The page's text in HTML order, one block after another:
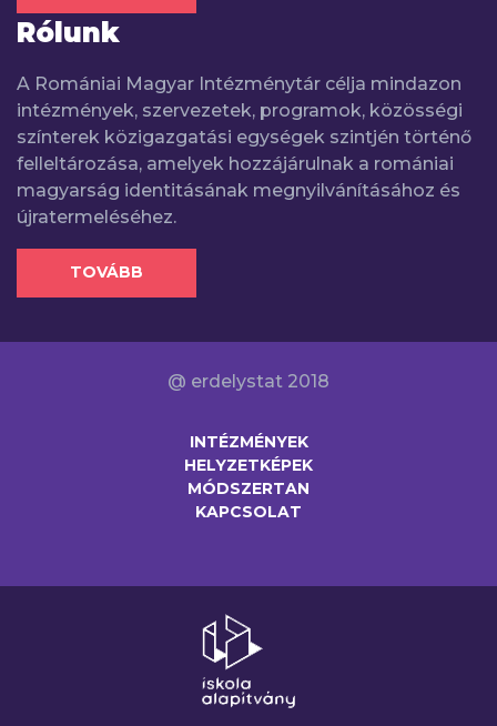
Rólunk
A Romániai Magyar Intézménytár célja mindazon
intézmények, szervezetek, programok, közösségi
színterek közigazgatási egységek szintjén történő
felleltározása, amelyek hozzájárulnak a romániai
magyarság identitásának megnyilvánításához és
újratermeléséhez.
TOVÁBB
@ erdelystat 2018
INTÉZMÉNYEK
HELYZETKÉPEK
MÓDSZERTAN
KAPCSOLAT